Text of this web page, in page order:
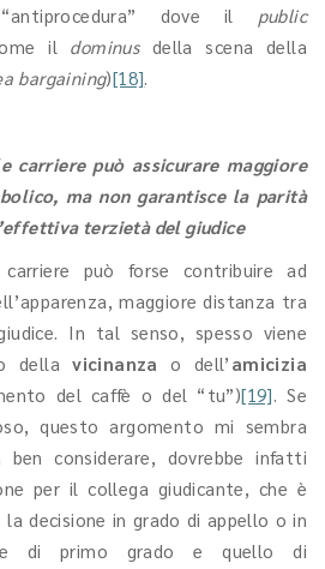
dove il public
il dominus della scena della
bargaining)[18].
carriere può assicurare maggiore
ma non garantisce la parità
terzietà del giudice
può forse contribuire ad
maggiore distanza tra
In tal senso, spesso viene
dellavicinanza o dell’ amicizia
del caffè o del “tu”)[19]. Se
questo argomento mi sembra
ben considerare, dovrebbe infatti
per il collega giudicante, che è
decisione in grado di appello o in
di primo grado e quello di